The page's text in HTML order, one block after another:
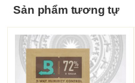
Sản phẩm tương tự